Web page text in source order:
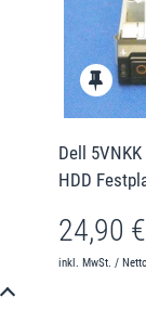
Dell 5VNKK
HDD
24,90 €
inkl. MwSt. /